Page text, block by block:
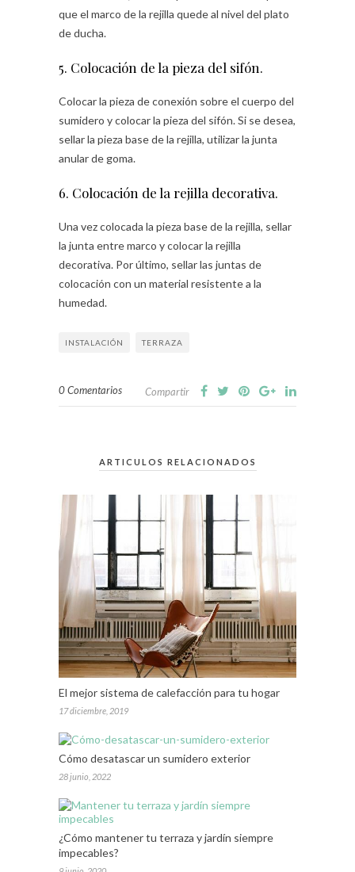
que el marco de la rejilla quede al nivel del plato
de ducha.
5. Colocación de la pieza del sifón.
Colocar la pieza de conexión sobre el cuerpo del
sumidero y colocar la pieza del sifón. Si se desea,
sellar la pieza base de la rejilla, utilizar la junta
anular de goma.
6. Colocación de la rejilla decorativa.
Una vez colocada la pieza base de la rejilla, sellar
la junta entre marco y colocar la rejilla
decorativa. Por último, sellar las juntas de
colocación con un material resistente a la
humedad.
INSTALACIÓN TERRAZA
0 Comentarios Compartir
ARTICULOS RELACIONADOS
El mejor sistema de calefacción para tu hogar
17 diciembre, 2019
Cómo desatascar un sumidero exterior
28 junio, 2022
¿Cómo mantener tu terraza y jardín siempre
impecables?